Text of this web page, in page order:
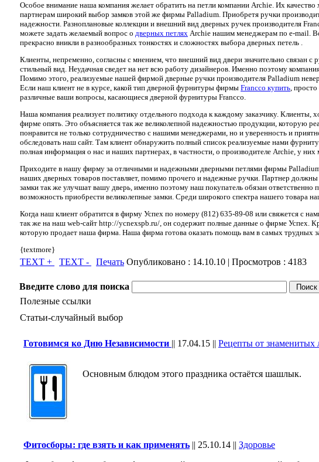
Особое внимание наша компания желает обратить на петли компании Archie. Их
партнерам широкий выбор замков этой же фирмы Palladium. Приобретя ручки
надежности. Разноплановые коллекции и внешний вид дверных ручек производителя
можете задать желаемый вопрос о дверных петлях Archie нашим менеджерам по e-mail.
прекрасно вникли в разнообразных тонкостях и сложностях выбора дверных петель .
Клиенты, непременно, согласны с мнением, что внешний вид двери значительно связан
стильный вид. Неудачная сведет на нет всю работу дизайнеров. Именно поэтому
Помимо этого, реализуемые нашей фирмой дверные ручки производителя Palladium
Если наш клиент не в курсе, какой тип дверной фурнитуры фирмы Francco купить,
различные ваши вопросы, касающиеся дверной фурнитуры Francco.
Наша компания реализует политику отдельного подхода к каждому заказчику.
фирме опять. Это объясняется так же великолепной надежностью продукции, которую
понравится не только сотрудничество с нашими менеджерами, но и уверенность и
обследовать наш сайт. Там клиент обнаружить полный список реализуемые нами
полная информация о нас и наших партнерах, в частности, о производителе Archie, у
Приходите в нашу фирму за отличными и надежными дверными петлями фирмы
наших дверных товаров поставляет, помимо прочего и надежные ручки. Партнер должны
замки так же улучшат вашу дверь, именно поэтому наш покупатель обязан
возможность приобрести великолепные замки. Среди широкого спектра нашего товара
Когда наш клиент обратится в фирму Успех по номеру (812) 635-89-08 или свяжется с
так же на наш web-сайт http://ycnexspb.ru/, он содержит полные данные о фирме Успех.
которую продает наша фирма. Наша фирма готова оказать помощь вам в самых
{textmore}
TEXT + TEXT - Печать Опубликовано : 14.10.10 | Просмотров : 4183
Введите слово для поиска
Полезные ссылки
Статьи-случайный выбор
Готовимся ко Дню Независимости || 17.04.15 || Рецепты от знаменитых
Основным блюдом этого праздника остаётся шашлык.
Фитосборы: где взять и как применять || 25.10.14 || Здоровье